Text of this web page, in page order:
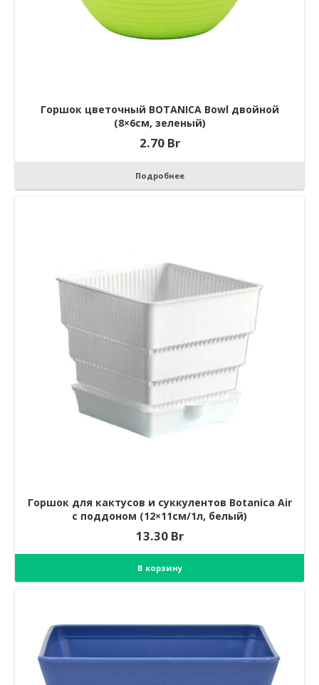
Горшок цветочный BOTANICA Bowl двойной
(8×6см, зеленый)
2.70 Br
Подробнее
Горшок для кактусов и суккулентов Botanica Air
с поддоном (12×11см/1л, белый)
13.30 Br
В корзину